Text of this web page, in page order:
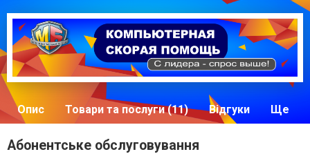
Опис Товари та послуги (11) Відгуки Ще
Абонентське обслуговування